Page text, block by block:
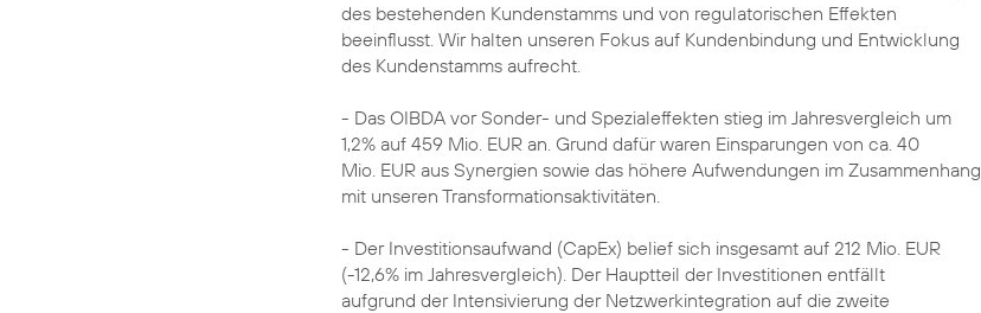
des bestehenden Kundenstamms und von regulatorischen Effekten
beeinflusst. Wir halten unseren Fokus auf Kundenbindung und Entwicklung
des Kundenstamms aufrecht.
- Das OIBDA vor Sonder- und Spezialeffekten stieg im Jahresvergleich um
1,2% auf 459 Mio. EUR an. Grund dafür waren Einsparungen von ca. 40
Mio. EUR aus Synergien sowie das höhere Aufwendungen im Zusammenhang
mit unseren Transformationsaktivitäten.
- Der Investitionsaufwand (CapEx) belief sich insgesamt auf 212 Mio. EUR
(-12,6% im Jahresvergleich). Der Hauptteil der Investitionen entfällt
aufgrund der Intensivierung der Netzwerkintegration auf die zweite